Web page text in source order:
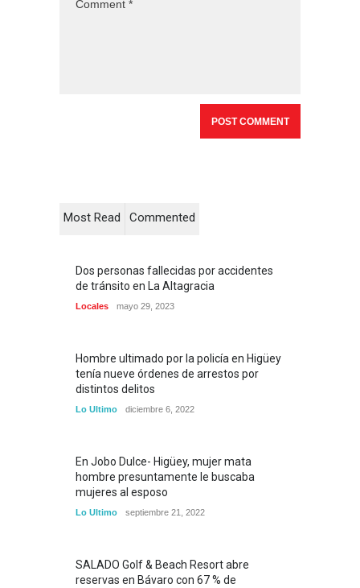
Most Read Commented
Dos personas fallecidas por accidentes
de tránsito en La Altagracia
Locales mayo 29, 2023
Hombre ultimado por la policía en Higüey
tenía nueve órdenes de arrestos por
distintos delitos
Lo Ultimo diciembre 6, 2022
En Jobo Dulce- Higüey, mujer mata
hombre presuntamente le buscaba
mujeres al esposo
Lo Ultimo septiembre 21, 2022
SALADO Golf & Beach Resort abre
reservas en Bávaro con 67 % de